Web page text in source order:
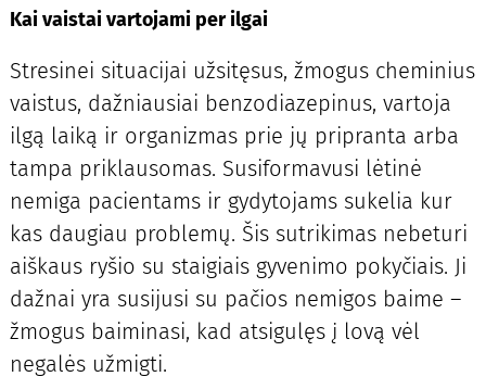
Kai vaistai vartojami per ilgai
Stresinei situacijai užsitęsus, žmogus cheminius
vaistus, dažniausiai benzodiazepinus, vartoja
ilgą laiką ir organizmas prie jų pripranta arba
tampa priklausomas. Susiformavusi lėtinė
nemiga pacientams ir gydytojams sukelia kur
kas daugiau problemų. Šis sutrikimas nebeturi
aiškaus ryšio su staigiais gyvenimo pokyčiais. Ji
dažnai yra susijusi su pačios nemigos baime –
žmogus baiminasi, kad atsigulęs į lovą vėl
negalės užmigti.